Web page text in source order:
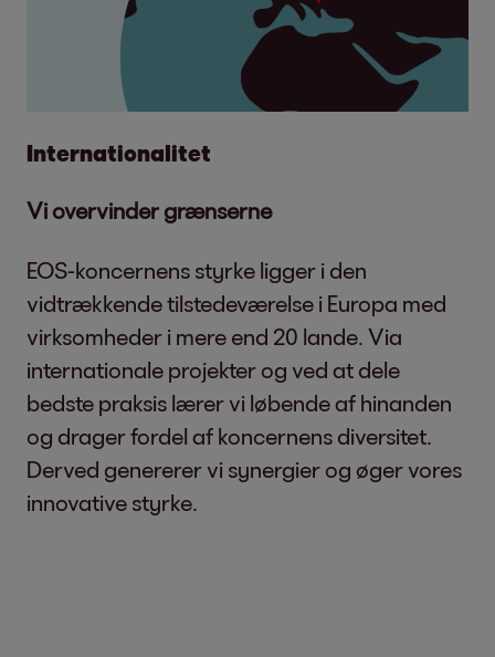
Internationalitet
Vi overvinder grænserne
EOS-koncernens styrke ligger i den
vidtrækkende tilstedeværelse i Europa med
virksomheder i mere end 20 lande. Via
internationale projekter og ved at dele
bedste praksis lærer vi løbende af hinanden
og drager fordel af koncernens diversitet.
Derved genererer vi synergier og øger vores
innovative styrke.